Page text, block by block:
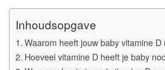
Inhoudsopgave
Waarom heeft jouw baby vitamine D
Hoeveel vitamine D heeft je baby